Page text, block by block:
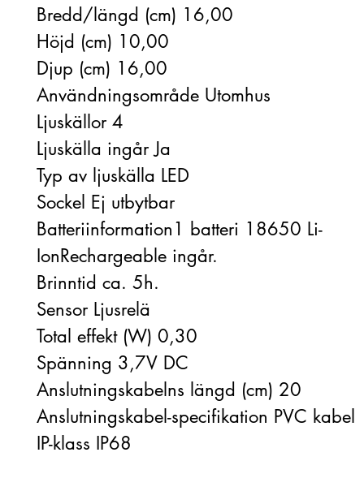
Bredd/längd (cm) 16,00
Höjd (cm) 10,00
Djup (cm) 16,00
Användningsområde Utomhus
Ljuskällor 4
Ljuskälla ingår Ja
Typ av ljuskälla LED
Sockel Ej utbytbar
Batteriinformation1 batteri 18650 Li-
IonRechargeable ingår.
Brinntid ca. 5h.
Sensor Ljusrelä
Total effekt (W) 0,30
Spänning 3,7V DC
Anslutningskabelns längd (cm) 20
Anslutningskabel-specifikation PVC kabel
IP-klass IP68